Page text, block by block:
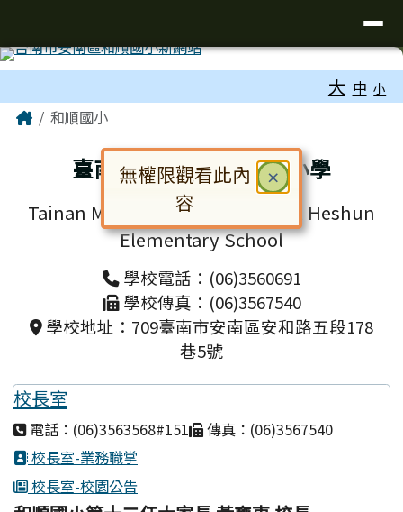
大 中 小
主內容區域
Home和順國小
臺南市安南區和順國民小學
Tainan Municipal Annan District Heshun
Elementary School
學校電話：(06)3560691
學校傳真：(06)3567540
學校地址：709臺南市安南區安和路五段178
巷5號
校長室
電話：(06)3563568#151
傳真：(06)3567540
校長室-業務職掌
校長室-校園公告
頁尾區域
× 關閉
無權限觀看此內
容
對話框已開啟。請使用 Tab 鍵在